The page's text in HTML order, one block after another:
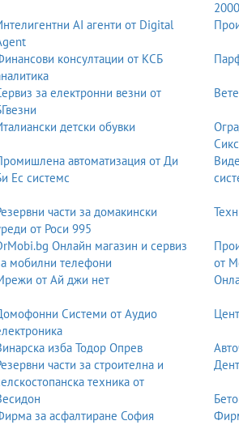
дизайн е творческият процес,
оформление на каталози, брошури,
и представя бранда по
дизайнери работят с модерни
композиции, които са едновременно
на каталози, брошури и списания
е процесът на подреждане на
изискват професионален подход,
визуална йерархия
баланс между текст и изображения
цветови схеми
структуриране на информацията
подготовка за многостраничен монтаж
оформление гарантира, че
на опаковки и етикети
и етикетите са ключов елемент
на печатната технология.
структурен дизайн (щанци, разгъвки)
2000
AI агенти от Digital
консултации от КСБ
за електронни везни от
детски обувки
Сикс
автоматизация от Ди
Ес системс
части за домакински
от Роси 995
Онлайн магазин и сервиз
мобилни телефони
от
от Ай джи нет
Системи от Аудио
изба Тодор Опрев
части за строителна и
техника от
за асфалтиране София